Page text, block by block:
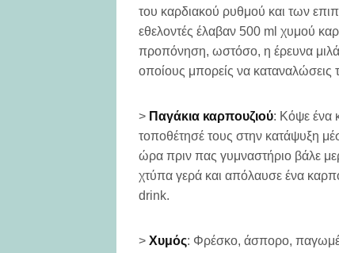
του καρδιακού ρυθμού και των
εθελοντές έλαβαν 500 ml χυμού
προπόνηση, ωστόσο, η έρευνα μιλά
οποίους μπορείς να καταναλώσεις
> Παγάκια καρπουζιού: Κόψε ένα
τοποθέτησέ τους στην κατάψυξη
ώρα πριν πας γυμναστήριο βάλε
χτύπα γερά και απόλαυσε ένα
drink.
> Χυμός: Φρέσκο, άσπορο,